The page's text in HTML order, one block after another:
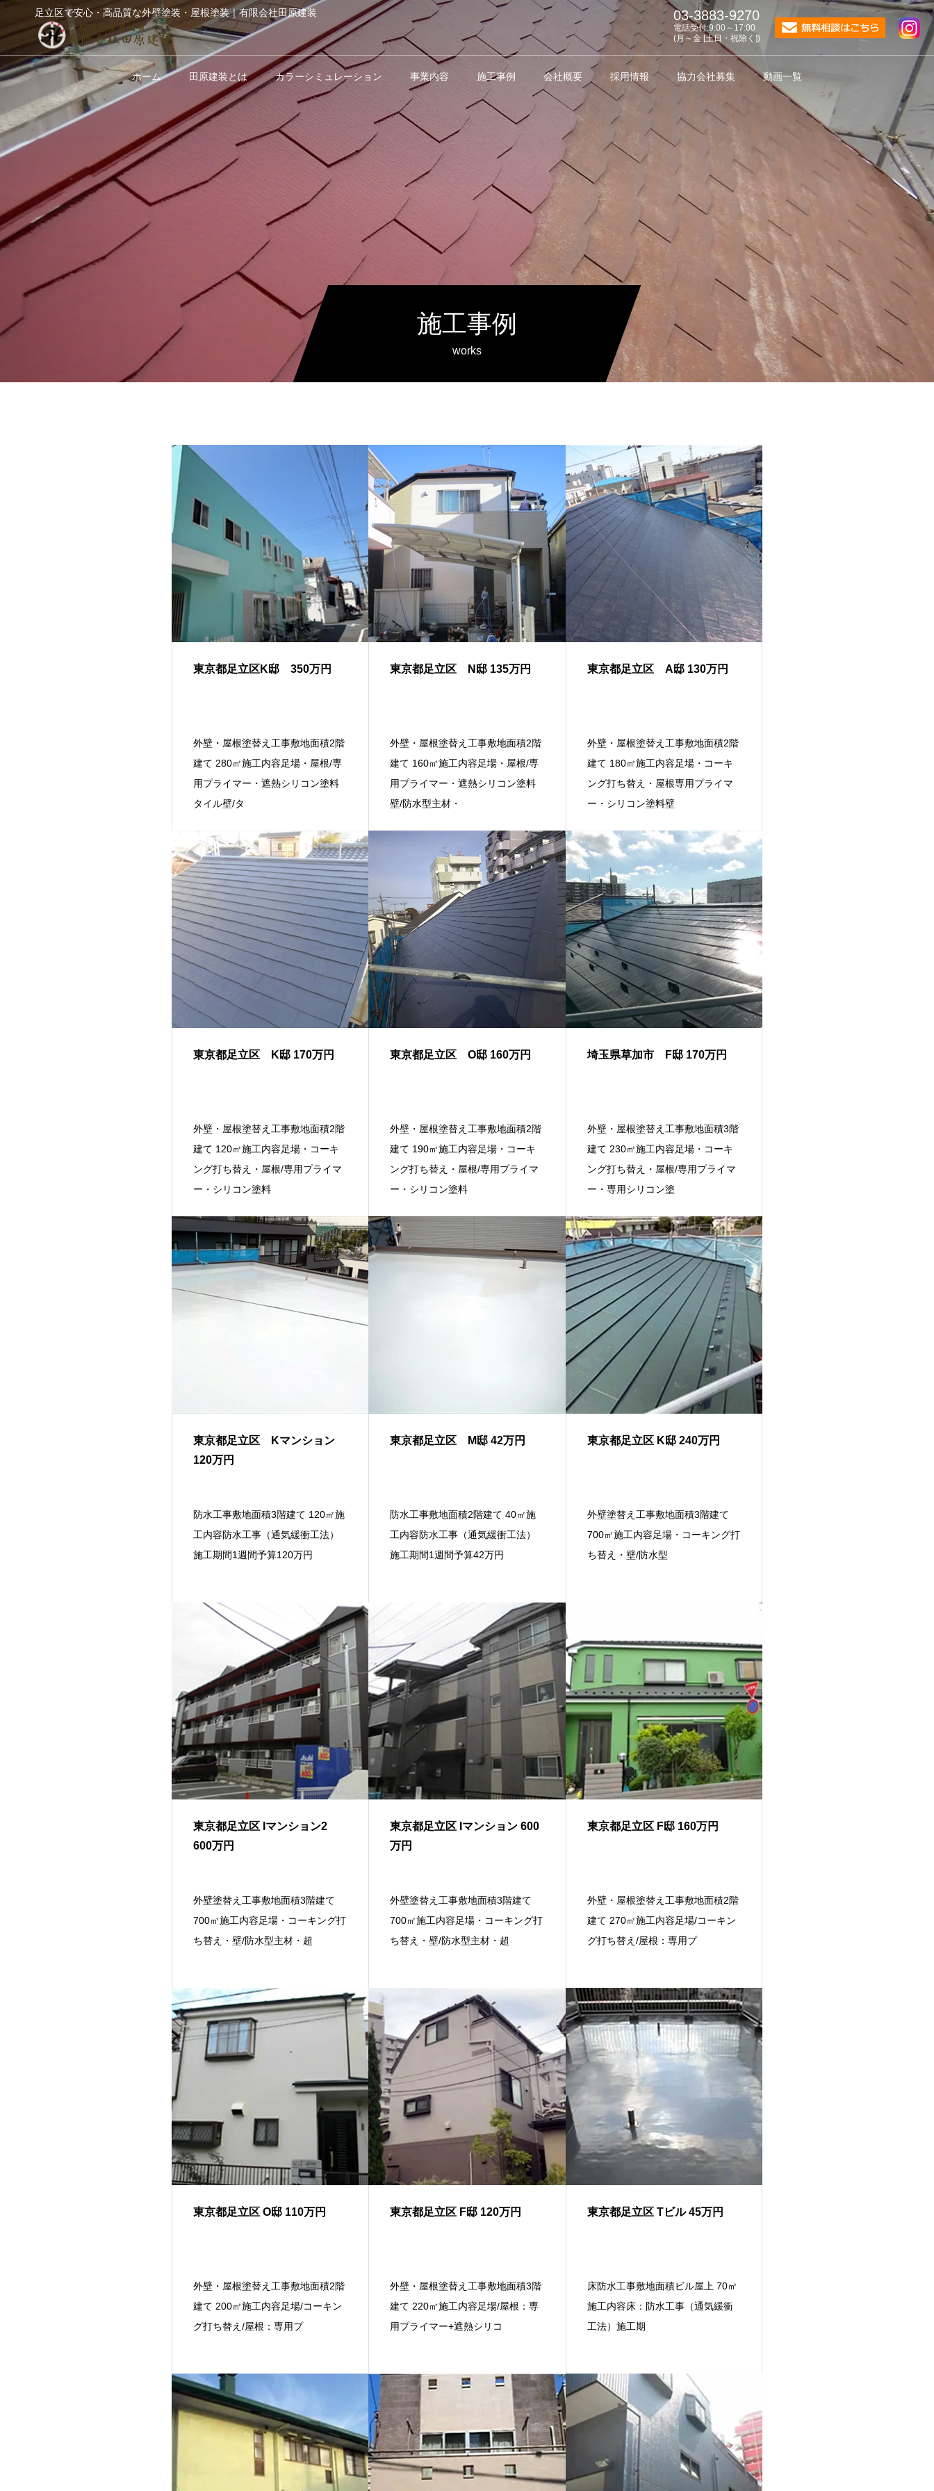
足立区で安心・高品質な外壁塗装・屋根塗装｜有限会社田原建装 03-3883-9270
電話受付:9:00～17:00
(月～金 [土日・祝除く])
ホーム 田原建装とは カラーシミュレーション 事業内容 施工事例 会社概要 採用情報 協力会社募集 動画一覧
施工事例
works
東京都足立区K邸 350万円
外壁・屋根塗替え工事敷地面積2階
建て 280㎡施工内容足場・屋根/専
用プライマー・遮熱シリコン塗料
タイル壁/タ
東京都足立区 N邸 135万円
外壁・屋根塗替え工事敷地面積2階
建て 160㎡施工内容足場・屋根/専
用プライマー・遮熱シリコン塗料
壁/防水型主材・
東京都足立区 A邸 130万円
外壁・屋根塗替え工事敷地面積2階
建て 180㎡施工内容足場・コーキ
ング打ち替え・屋根専用プライマ
ー・シリコン塗料壁
東京都足立区 K邸 170万円
外壁・屋根塗替え工事敷地面積2階
建て 120㎡施工内容足場・コーキ
ング打ち替え・屋根/専用プライマ
ー・シリコン塗料
東京都足立区 O邸 160万円
外壁・屋根塗替え工事敷地面積2階
建て 190㎡施工内容足場・コーキ
ング打ち替え・屋根/専用プライマ
ー・シリコン塗料
埼玉県草加市 F邸 170万円
外壁・屋根塗替え工事敷地面積3階
建て 230㎡施工内容足場・コーキ
ング打ち替え・屋根/専用プライマ
ー・専用シリコン塗
東京都足立区 Kマンション
120万円
防水工事敷地面積3階建て 120㎡施
工内容防水工事（通気緩衝工法）
施工期間1週間予算120万円
東京都足立区 M邸 42万円
防水工事敷地面積2階建て 40㎡施
工内容防水工事（通気緩衝工法）
施工期間1週間予算42万円
東京都足立区 K邸 240万円
外壁塗替え工事敷地面積3階建て
700㎡施工内容足場・コーキング打
ち替え・壁/防水型
東京都足立区 Iマンション2
600万円
外壁塗替え工事敷地面積3階建て
700㎡施工内容足場・コーキング打
ち替え・壁/防水型主材・超
東京都足立区 Iマンション 600
万円
外壁塗替え工事敷地面積3階建て
700㎡施工内容足場・コーキング打
ち替え・壁/防水型主材・超
東京都足立区 F邸 160万円
外壁・屋根塗替え工事敷地面積2階
建て 270㎡施工内容足場/コーキン
グ打ち替え/屋根：専用プ
東京都足立区 O邸 110万円
外壁・屋根塗替え工事敷地面積2階
建て 200㎡施工内容足場/コーキン
グ打ち替え/屋根：専用プ
東京都足立区 F邸 120万円
外壁・屋根塗替え工事敷地面積3階
建て 220㎡施工内容足場/屋根：専
用プライマー+遮熱シリコ
東京都足立区 Tビル 45万円
床防水工事敷地面積ビル屋上 70㎡
施工内容床：防水工事（通気緩衝
工法）施工期